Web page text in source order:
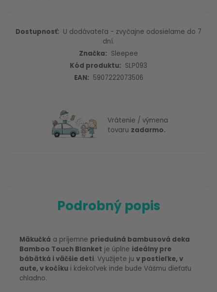
Dostupnosť: U dodávateľa - zvyčajne odosielame do 7
dní.
Značka: Sleepee
Kód produktu: SLP093
EAN: 5907222073506
Vrátenie / výmena
tovaru zadarmo.
Podrobný popis
Mäkučká a príjemne priedušná bambusová deka
Bamboo Touch Blanket je úplne ideálny pre
bábätká i väčšie deti. Využijete ju v postieľke, v
aute, v kočíku i kdekoľvek inde bude Vášmu dieťaťu
chladno.